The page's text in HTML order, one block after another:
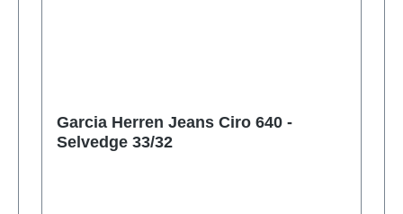
Garcia Herren Jeans Ciro 640 -
Selvedge 33/32